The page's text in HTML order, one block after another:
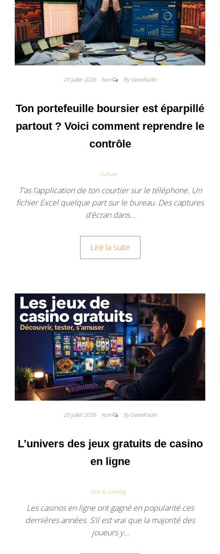
20 juillet 2026 Non By GeekRadin
Ton portefeuille boursier est éparpillé
partout ? Voici comment reprendre le
contrôle
Culture
T’as l’application de ton courtier sur le téléphone. Un
fichier Excel quelque part sur le bureau. Des captures
d’écran dans…
Lire la suite
20 juillet 2026 Non By GeekRadin
L’univers des jeux gratuits de casino
en ligne
Jeux & Gaming
Les casinos en ligne ont gagné en popularité ces
dernières années. S’il est vrai que la majorité des
joueurs y…